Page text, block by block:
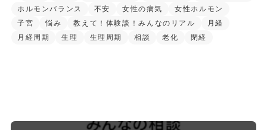
ホルモンバランス
不安 女性の病気
女性ホルモン
子宮
悩み 教えて！体験談！みんなのリアル
月経
月経周期
生理 生理周期 相談 老化 閉経